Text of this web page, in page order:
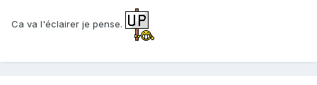
Ca va l'éclairer je pense.